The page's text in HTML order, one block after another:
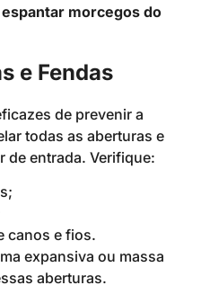
espantar morcegos do
e Fendas
de prevenir a
todas as aberturas e
de entrada. Verifique:
canos e fios.
expansiva ou massa
aberturas.